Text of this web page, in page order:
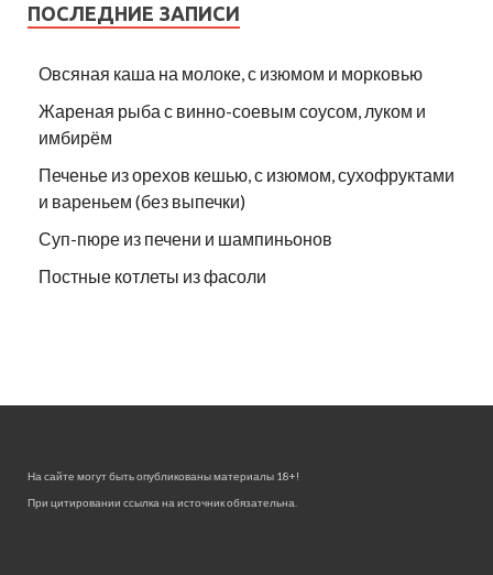
ПОСЛЕДНИЕ ЗАПИСИ
Овсяная каша на молоке, с изюмом и морковью
Жареная рыба с винно-соевым соусом, луком и
имбирём
Печенье из орехов кешью, с изюмом, сухофруктами
и вареньем (без выпечки)
Суп-пюре из печени и шампиньонов
Постные котлеты из фасоли
На сайте могут быть опубликованы материалы 18+!
При цитировании ссылка на источник обязательна.